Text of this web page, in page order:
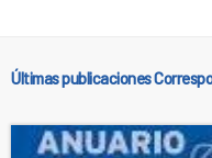
Últimas publicaciones